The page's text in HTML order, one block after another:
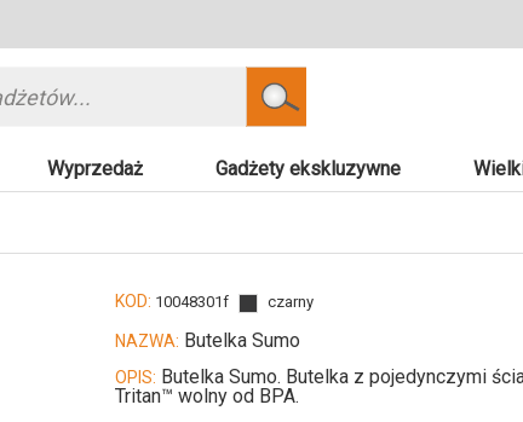
Szukaj
Wyprzedaż Gadżety ekskluzywne
KOD: 10048301f czarny
NAZWA: Butelka Sumo
OPIS: Butelka Sumo. Butelka z pojedynczymi
Tritan™ wolny od BPA.